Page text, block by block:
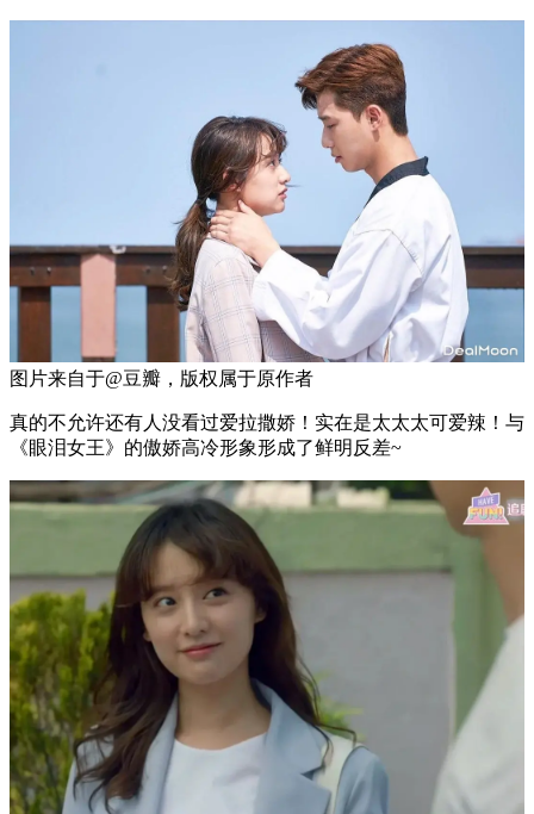
图片来自于@豆瓣，版权属于原作者
真的不允许还有人没看过爱拉撒娇！实在是太太太可爱辣！与
《眼泪女王》的傲娇高冷形象形成了鲜明反差~